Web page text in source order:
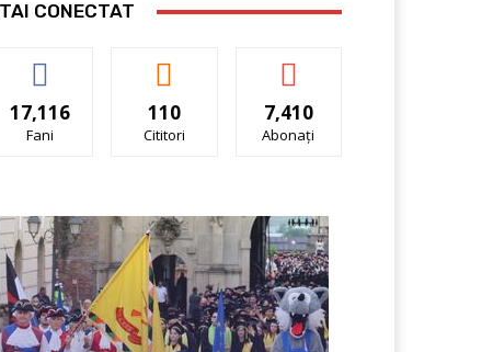
CONECTAT
17,116
Fani
110
Cititori
7,410
Abonați